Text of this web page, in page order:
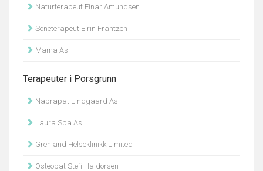
Naturterapeut Einar Amundsen
Soneterapeut Eirin Frantzen
Mama As
Terapeuter i Porsgrunn
Naprapat Lindgaard As
Laura Spa As
Grenland Helseklinikk Limited
Osteopat Stefi Haldorsen